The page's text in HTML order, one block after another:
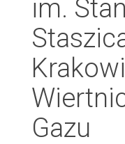
im.
Gazu